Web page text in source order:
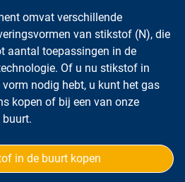
omvat verschillende
van stikstof (N), die
aantal toepassingen in de
Of u nu stikstof in
nodig hebt, u kunt het gas
kopen of bij een van onze
in de buurt kopen